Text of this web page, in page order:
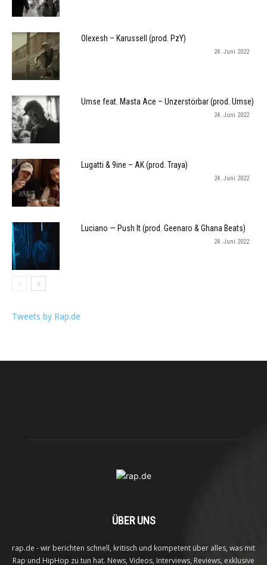
Olexesh – Karussell (prod. PzY)
24. Juni 2022
Umse feat. Masta Ace – Unzerstörbar (prod. Umse)
24. Juni 2022
Lugatti & 9ine – AK (prod. Traya)
24. Juni 2022
Luciano — Push It (prod. Geenaro & Ghana Beats)
24. Juni 2022
Tweets by Rap.de
ÜBER UNS
rap.de - wir berichten schnell, kritisch und kompetent über alles, was mit
Rap und HipHop zu tun hat. News, Videos, Interviews, Reviews, exklusive